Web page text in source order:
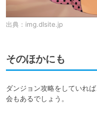
出典： img.dlsite.jp
そのほかにも
ダンジョン攻略をしていれ
会もあるでしょう。